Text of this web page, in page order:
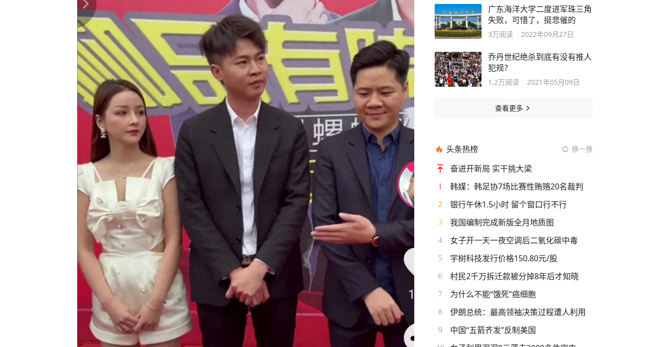
广东海洋大学二度进军珠三角
失败，可惜了，挺悲催的
3万阅读 2022年09月27日
乔丹世纪绝杀到底有没有推人
犯规？
1.2万阅读 2021年05月09日
查看更多
头条热榜 换一换
奋进开新局 实干挑大梁
1 韩媒：韩足协7场比赛性贿赂20名裁判
2 银行午休1.5小时 留个窗口行不行
3 我国编制完成新版全月地质图
4 女子开一天一夜空调后二氧化碳中毒
5 宇树科技发行价格150.80元/股
6 村民2千万拆迁款被分掉8年后才知晓
7 为什么不能“饿死”癌细胞
8 伊朗总统：最高领袖决策过程遭人利用
9 中国“五箭齐发”反制美国